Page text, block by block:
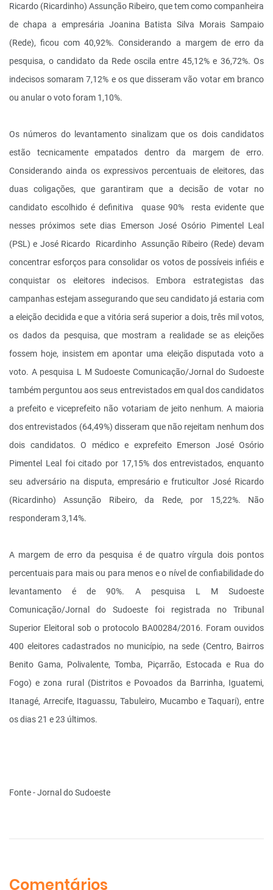
Ricardo (Ricardinho) Assunção Ribeiro, que tem como companheira
de chapa a empresária Joanina Batista Silva Morais Sampaio
(Rede), ficou com 40,92%. Considerando a margem de erro da
pesquisa, o candidato da Rede oscila entre 45,12% e 36,72%. Os
indecisos somaram 7,12% e os que disseram vão votar em branco
ou anular o voto foram 1,10%.
Os números do levantamento sinalizam que os dois candidatos
estão tecnicamente empatados dentro da margem de erro.
Considerando ainda os expressivos percentuais de eleitores, das
duas coligações, que garantiram que a decisão de votar no
candidato escolhido é definitiva ­ quase 90% ­ resta evidente que
nesses próximos sete dias Emerson José Osório Pimentel Leal
(PSL) e José Ricardo ­ Ricardinho ­ Assunção Ribeiro (Rede) devam
concentrar esforços para consolidar os votos de possíveis infiéis e
conquistar os eleitores indecisos. Embora estrategistas das
campanhas estejam assegurando que seu candidato já estaria com
a eleição decidida e que a vitória será superior a dois, três mil votos,
os dados da pesquisa, que mostram a realidade se as eleições
fossem hoje, insistem em apontar uma eleição disputada voto a
voto. A pesquisa L M Sudoeste Comunicação/Jornal do Sudoeste
também perguntou aos seus entrevistados em qual dos candidatos
a prefeito e vice­prefeito não votariam de jeito nenhum. A maioria
dos entrevistados (64,49%) disseram que não rejeitam nenhum dos
dois candidatos. O médico e ex­prefeito Emerson José Osório
Pimentel Leal foi citado por 17,15% dos entrevistados, enquanto
seu adversário na disputa, empresário e fruticultor José Ricardo
(Ricardinho) Assunção Ribeiro, da Rede, por 15,22%. Não
responderam 3,14%.
A margem de erro da pesquisa é de quatro vírgula dois pontos
percentuais para mais ou para menos e o nível de confiabilidade do
levantamento é de 90%. A pesquisa L M Sudoeste
Comunicação/Jornal do Sudoeste foi registrada no Tribunal
Superior Eleitoral sob o protocolo BA­00284/2016. Foram ouvidos
400 eleitores cadastrados no município, na sede (Centro, Bairros
Benito Gama, Polivalente, Tomba, Piçarrão, Estocada e Rua do
Fogo) e zona rural (Distritos e Povoados da Barrinha, Iguatemi,
Itanagé, Arrecife, Itaguassu, Tabuleiro, Mucambo e Taquari), entre
os dias 21 e 23 últimos.
Fonte - Jornal do Sudoeste
Comentários